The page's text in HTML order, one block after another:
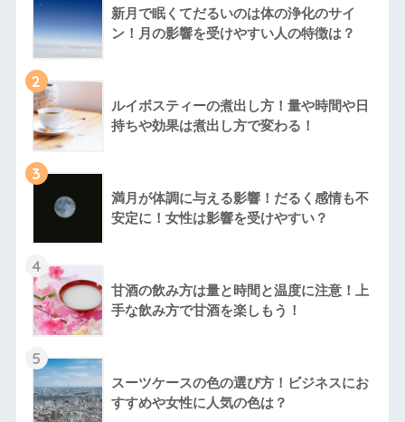
新月で眠くてだるいのは体の浄化のサイ
ン！月の影響を受けやすい人の特徴は？
2
ルイボスティーの煮出し方！量や時間や日
持ちや効果は煮出し方で変わる！
3
満月が体調に与える影響！だるく感情も不
安定に！女性は影響を受けやすい？
4
甘酒の飲み方は量と時間と温度に注意！上
手な飲み方で甘酒を楽しもう！
5
スーツケースの色の選び方！ビジネスにお
すすめや女性に人気の色は？